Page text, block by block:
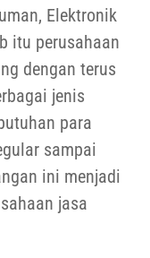
Elektronik
itu perusahaan
dengan terus
jenis
para
sampai
ini menjadi
jasa